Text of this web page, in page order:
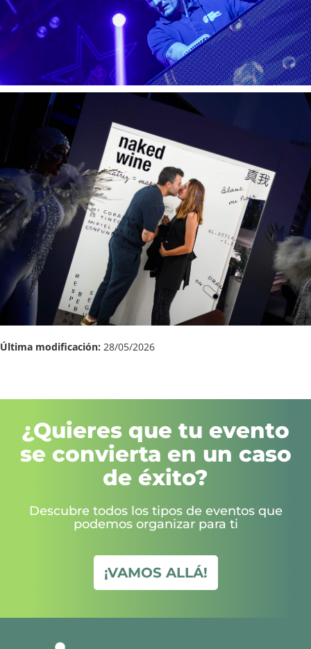
Última modificación: 28/05/2026
¿Quieres que tu evento
se convierta en un caso
de éxito?
Descubre todos los tipos de eventos que
podemos organizar para ti
¡VAMOS ALLÁ!